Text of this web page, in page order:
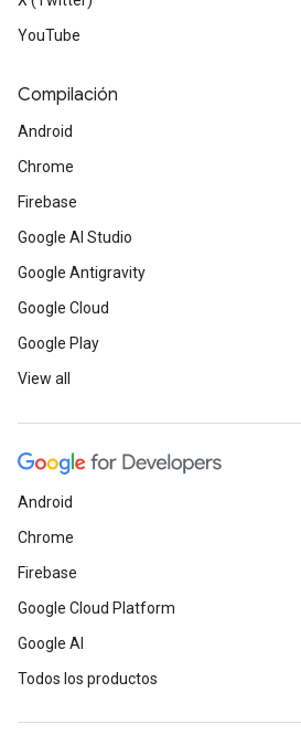
YouTube
Compilación
Android
Chrome
Firebase
Google AI Studio
Google Antigravity
Google Cloud
Google Play
View all
Android
Chrome
Firebase
Google Cloud Platform
Google AI
Todos los productos